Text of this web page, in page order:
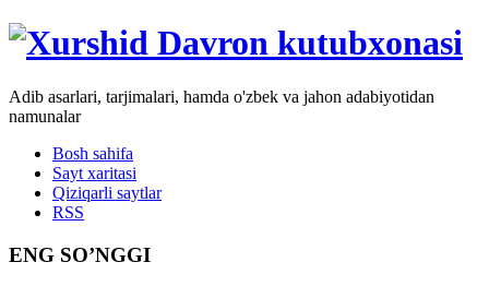
Adib asarlari, tarjimalari, hamda o'zbek va jahon adabiyotidan
namunalar
Bosh sahifa
Sayt xaritasi
Qiziqarli saytlar
RSS
ENG SO’NGGI